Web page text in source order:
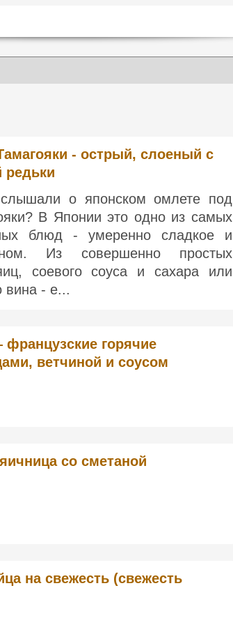
- острый, слоеный с
редьки
слышали о японском омлете под
В Японии это одно из самых
блюд - умеренно сладкое и
Из совершенно простых
соевого соуса и сахара или
вина - е...
горячие
ветчиной и соусом
со сметаной
на свежесть (свежесть